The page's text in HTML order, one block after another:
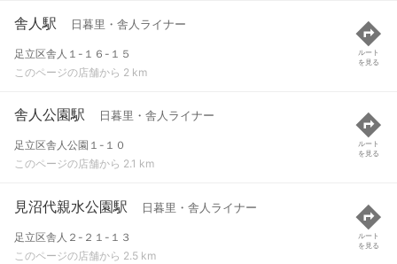
舎人駅 日暮里・舎人ライナー
足立区舎人１-１６-１５
このページの店舗から 2 km
ルート
を見る
舎人公園駅 日暮里・舎人ライナー
足立区舎人公園１-１０
このページの店舗から 2.1 km
ルート
を見る
見沼代親水公園駅 日暮里・舎人ライナー
足立区舎人２-２１-１３
このページの店舗から 2.5 km
ルート
を見る